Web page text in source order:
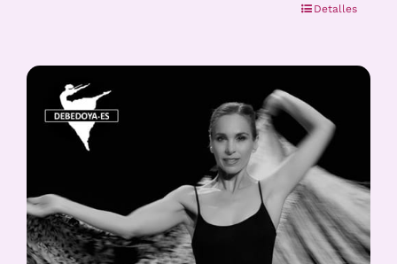
Detalles